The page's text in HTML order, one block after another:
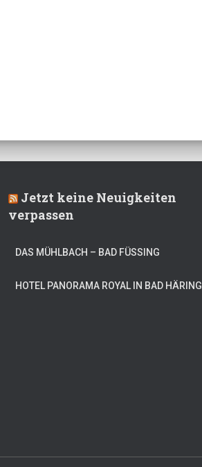
Jetzt keine Neuigkeiten
verpassen
DAS MÜHLBACH – BAD FÜSSING
HOTEL PANORAMA ROYAL IN BAD HÄRING